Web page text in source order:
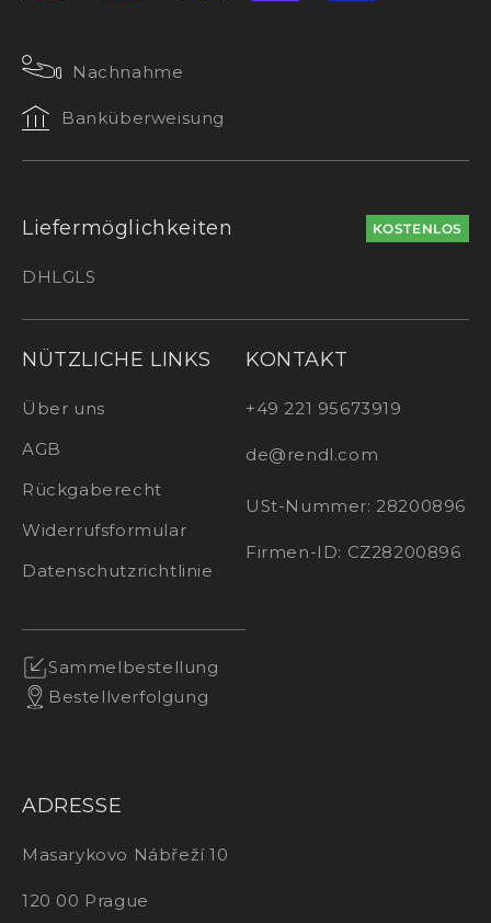
Nachnahme
Banküberweisung
Liefermöglichkeiten KOSTENLOS
DHLGLS
NÜTZLICHE LINKS
Über uns
AGB
Rückgaberecht
Widerrufsformular
Datenschutzrichtlinie
Sammelbestellung
Bestellverfolgung
KONTAKT
+49 221 95673919
de@rendl.com
USt-Nummer: 28200896
Firmen-ID: CZ28200896
ADRESSE
Masarykovo Nábřeží 10
120 00 Prague